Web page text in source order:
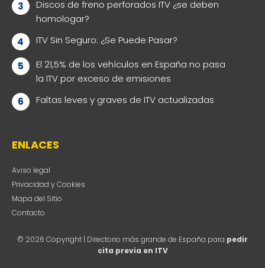
Discos de freno perforados ITV ¿se deben
homologar?
ITV Sin Seguro: ¿Se Puede Pasar?
El 21,5% de los vehículos en España no pasa
la ITV por exceso de emisiones
Faltas leves y graves de ITV actualizadas
ENLACES
Aviso legal
Privacidad y Cookies
Mapa del Sitio
Contacto
© 2026 Copyright | Directorio más grande de España para pedir
cita previa en ITV